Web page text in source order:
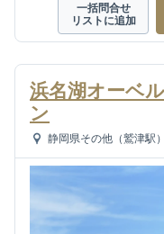
一括問合せ
リストに追加
浜名湖オーベ
ン
静岡県その他（鷲津駅）